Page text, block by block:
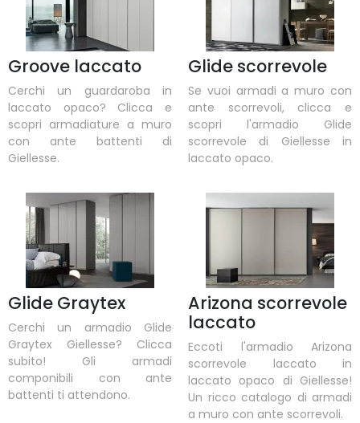
Groove laccato
Cerchi un guardaroba in
laccato opaco? Clicca e
scopri armadiature a muro
con ante battenti di
Giellesse.
Glide scorrevole
Se vuoi armadi a muro con
ante scorrevoli, clicca e
scopri l'armadio Glide
scorrevole di Giellesse in
laccato opaco.
Glide Graytex
Cerchi un armadio Glide
Graytex Giellesse? Clicca
subito! Gli armadi
componibili con ante
battenti ti attendono.
Arizona scorrevole
laccato
Eccoti l'armadio Arizona
scorrevole laccato in
laccato opaco di Giellesse!
Un ricco catalogo di armadi
a muro con ante scorrevoli.